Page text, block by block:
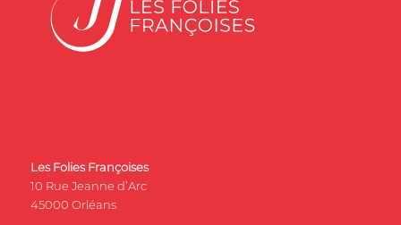
Les Folies Françoises
10 Rue Jeanne d’Arc
45000 Orléans